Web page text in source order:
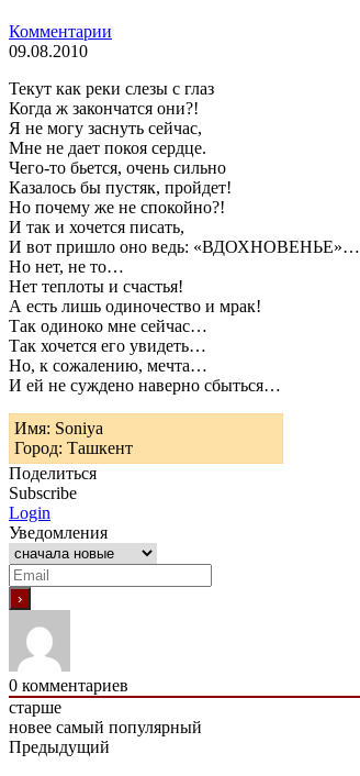
Комментарии
09.08.2010
Текут как реки слезы с глаз
Когда ж закончатся они?!
Я не могу заснуть сейчас,
Мне не дает покоя сердце.
Чего-то бьется, очень сильно
Казалось бы пустяк, пройдет!
Но почему же не спокойно?!
И так и хочется писать,
И вот пришло оно ведь: «ВДОХНОВЕНЬЕ»…
Но нет, не то…
Нет теплоты и счастья!
А есть лишь одиночество и мрак!
Так одиноко мне сейчас…
Так хочется его увидеть…
Но, к сожалению, мечта…
И ей не суждено наверно сбыться…
Имя: Soniya
Город: Ташкент
Поделиться
Subscribe
Login
Уведомления
0 комментариев
старше
новее самый популярный
Предыдущий